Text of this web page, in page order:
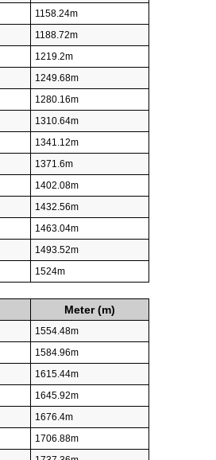
1158.24m
1188.72m
1219.2m
1249.68m
1280.16m
1310.64m
1341.12m
1371.6m
1402.08m
1432.56m
1463.04m
1493.52m
1524m
Meter (m)
1554.48m
1584.96m
1615.44m
1645.92m
1676.4m
1706.88m